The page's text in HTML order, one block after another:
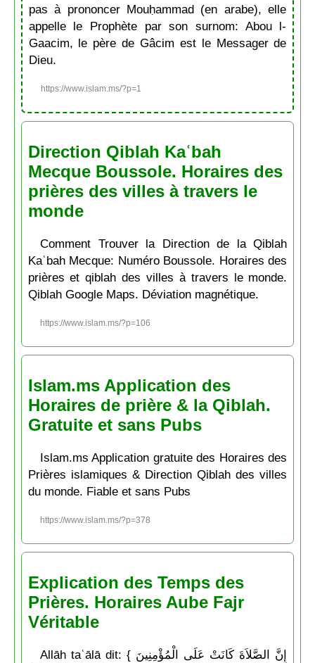
pas à prononcer Mouḥammad (en arabe), elle
appelle le Prophète par son surnom: Abou l-
Gaacim, le père de Gâcim est le Messager de
Dieu.
https://www.islam.ms/?p=1
Direction Qiblah Kaʿbah
Mecque Boussole. Horaires des
prières des villes à travers le
monde
Comment Trouver la Direction de la Qiblah
Kaʿbah Mecque: Numéro Boussole. Horaires des
prières et qiblah des villes à travers le monde.
Qiblah Google Maps. Déviation magnétique.
https://www.islam.ms/?p=106
Islam.ms Application des
Horaires de prière & la Qiblah.
Gratuite et sans Pubs
Islam.ms Application gratuite des Horaires des
Prières islamiques & Direction Qiblah des villes
du monde. Fiable et sans Pubs
https://www.islam.ms/?p=378
Explication des Temps des
Prières. Horaires Aube Fajr
Véritable
Allāh taʿālā dit: { إِنَّ الصَّلاَةَ كَانَتْ عَلَى الْمُؤْمِنِينَ